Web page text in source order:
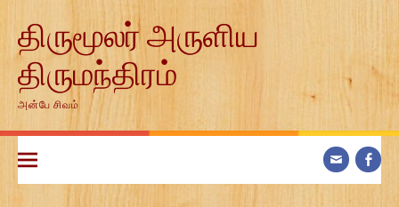
contentதிருமூலர் அருளிய
திருமந்திரம்
அன்பே சிவம்